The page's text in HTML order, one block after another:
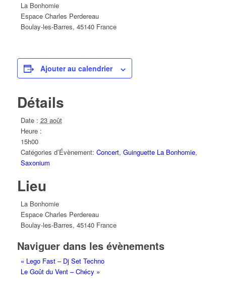
La Bonhomie
Espace Charles Perdereau
Boulay-les-Barres, 45140 France
Ajouter au calendrier
Détails
Date : 23 août
Heure :
15h00
Catégories d’Évènement: Concert, Guinguette La Bonhomie,
Saxonium
Lieu
La Bonhomie
Espace Charles Perdereau
Boulay-les-Barres, 45140 France
Naviguer dans les évènements
« Lego Fast – Dj Set Techno
Le Goût du Vent – Chécy »